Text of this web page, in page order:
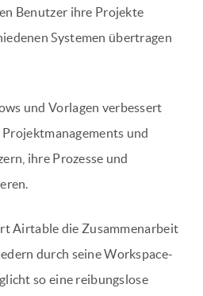
Benutzer ihre Projekte
Systemen übertragen
und Vorlagen verbessert
und
ihre Prozesse und
Airtable die Zusammenarbeit
durch seine Workspace-
so eine reibungslose